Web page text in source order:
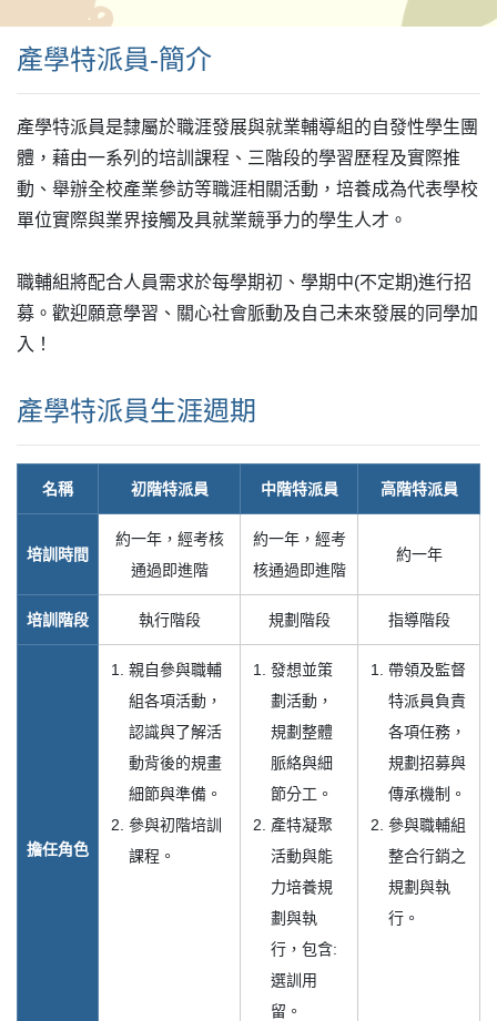
產學特派員-簡介
產學特派員是隸屬於職涯發展與就業輔導組的自發性學生團
體，藉由一系列的培訓課程、三階段的學習歷程及實際推
動、舉辦全校產業參訪等職涯相關活動，培養成為代表學校
單位實際與業界接觸及具就業競爭力的學生人才。
職輔組將配合人員需求於每學期初、學期中(不定期)進行招
募。歡迎願意學習、關心社會脈動及自己未來發展的同學加
入！
產學特派員生涯週期
名稱 初階特派員 中階特派員 高階特派員
培訓時間
約一年，經考核
通過即進階
約一年，經考
核通過即進階
約一年
培訓階段 執行階段 規劃階段 指導階段
擔任角色
親自參與職輔
組各項活動，
認識與了解活
動背後的規畫
細節與準備。
參與初階培訓
課程。
發想並策
劃活動，
規劃整體
脈絡與細
節分工。
產特凝聚
活動與能
力培養規
劃與執
行，包含:
選訓用
留。
帶領及監督
特派員負責
各項任務，
規劃招募與
傳承機制。
參與職輔組
整合行銷之
規劃與執
行。